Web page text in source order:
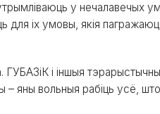
у нечалавечых
для іх умовы, якія
і іншыя
– яны вольныя рабіць усё,